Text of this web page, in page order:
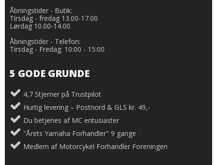
Åbningstider - Butik:
Tirsdag - fredag 13.00-17.00
Lørdag 10.00-14.00
Åbningstider - Telefon:
Tirsdag - Fredag: 10:00 - 15:00
5 GODE GRUNDE
4,7 Stjerner på Trustpilot
Hurtig levering – Postnord & GLS kr. 49,-
Du betjenes af MC entusiaster
"Årets Yamaha Forhandler" 9 gange
Medlem af Motorcykel Forhandler Foreningen